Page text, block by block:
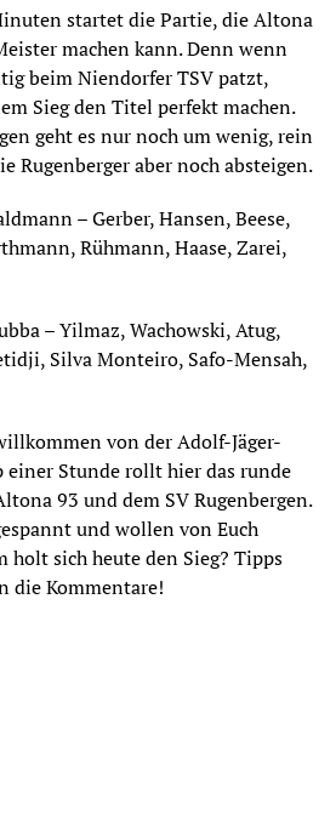
startet die Partie, die Altona
machen kann. Denn wenn
beim Niendorfer TSV patzt,
Sieg den Titel perfekt machen.
geht es nur noch um wenig, rein
Rugenberger aber noch absteigen.
– Gerber, Hansen, Beese,
Rühmann, Haase, Zarei,
– Yilmaz, Wachowski, Atug,
Silva Monteiro, Safo-Mensah,
von der Adolf-Jäger-
einer Stunde rollt hier das runde
93 und dem SV Rugenbergen.
und wollen von Euch
holt sich heute den Sieg? Tipps
die Kommentare!